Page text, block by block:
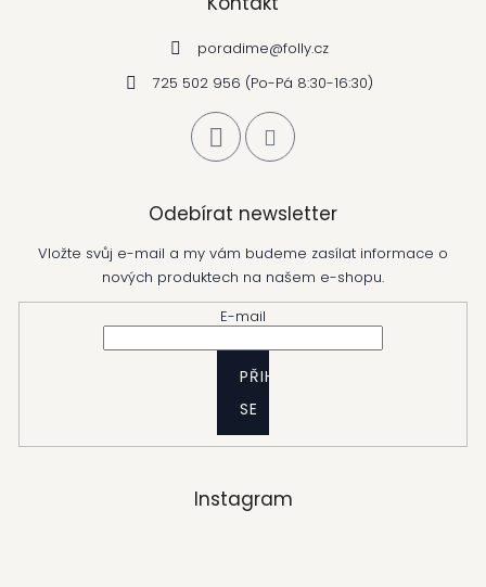
poradime@folly.cz
725 502 956 (Po-Pá 8:30-16:30)
Odebírat newsletter
Vložte svůj e-mail a my vám budeme zasílat informace o
nových produktech na našem e-shopu.
E-mail
PŘIHLÁSIT
SE
Instagram